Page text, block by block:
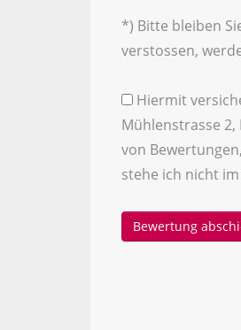
*) Bitte bleiben
verstossen,
Hiermit
Mühlenstrasse
von
stehe ich nicht